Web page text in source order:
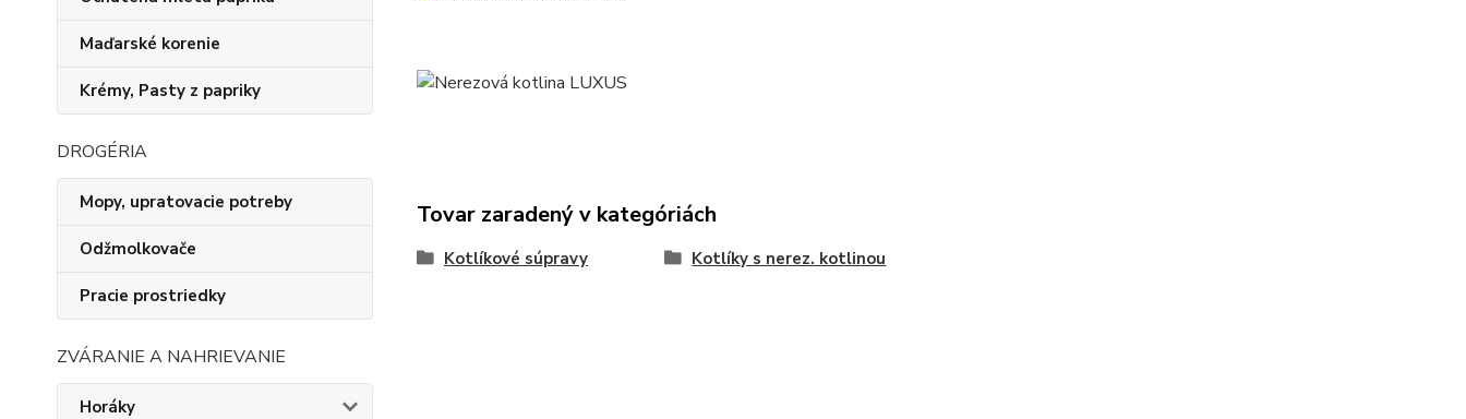
Maďarské korenie
Krémy, Pasty z papriky
DROGÉRIA
Mopy, upratovacie potreby
Odžmolkovače
Pracie prostriedky
ZVÁRANIE A NAHRIEVANIE
Horáky
Tovar zaradený v kategóriách
Kotlíkové súpravy Kotlíky s nerez. kotlinou